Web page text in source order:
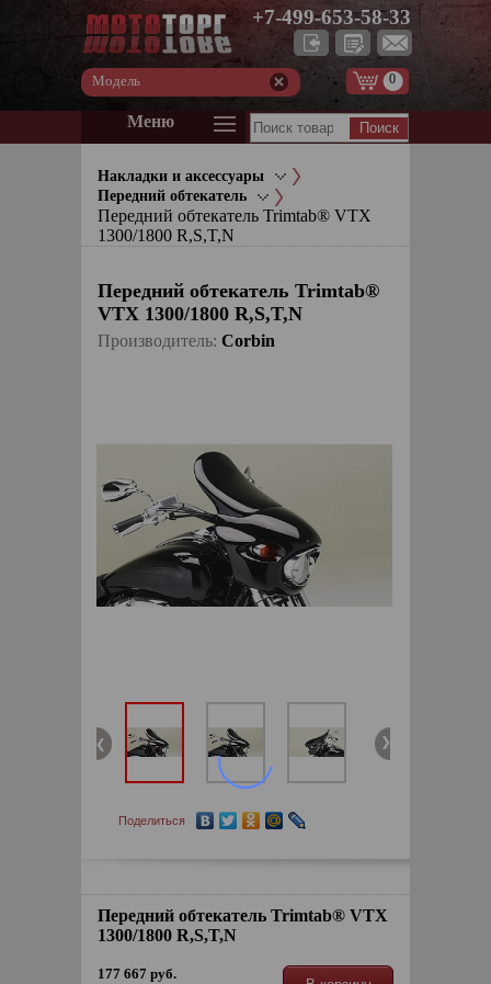
+7-499-653-58-33
Модель 0
Меню
Накладки и аксессуары
Передний обтекатель
Передний обтекатель Trimtab® VTX
1300/1800 R,S,T,N
Передний обтекатель Trimtab®
VTX 1300/1800 R,S,T,N
Производитель: Corbin
Поделиться
Передний обтекатель Trimtab® VTX
1300/1800 R,S,T,N
177 667 руб.